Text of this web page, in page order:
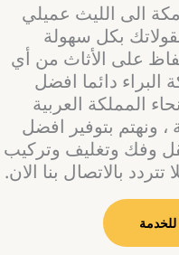
الى الليث عميلي
بكل سهولة
على الأثاث من أي
دائما افضل
المملكة العربية
ونهتم بتوفير افضل
وفك وتغليف وتركيب
بالاتصال بنا الان.